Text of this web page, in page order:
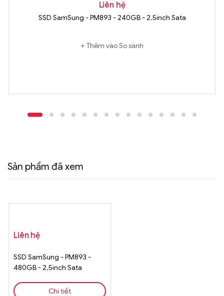
Liên hệ
SSD SamSung - PM893 - 240GB - 2.5inch Sata
Thêm vào So sánh
Sản phẩm đã xem
Liên hệ
SSD SamSung - PM893 -
480GB - 2.5inch Sata
Chi tiết